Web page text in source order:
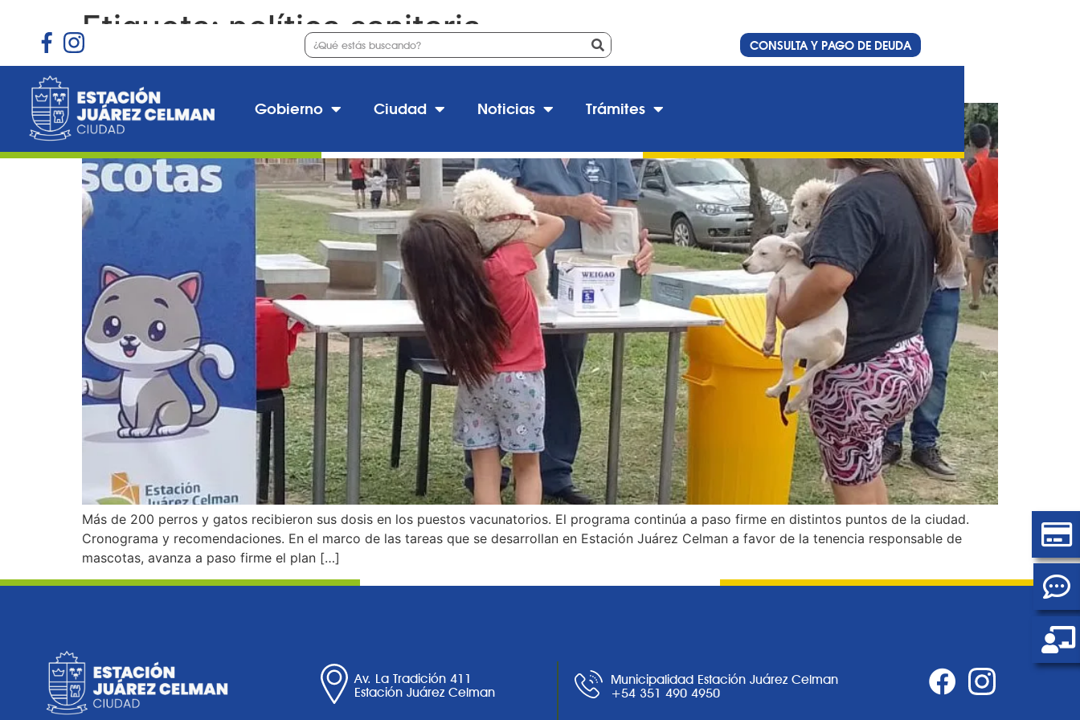
CONSULTA Y PAGO DE DEUDA
Gobierno Ciudad Noticias Trámites
Etiqueta: política sanitaria
Avanza el plan de vacunación antirrábica para las mascotas
Más de 200 perros y gatos recibieron sus dosis en los puestos vacunatorios. El programa continúa a paso firme en distintos puntos de la ciudad.
Cronograma y recomendaciones. En el marco de las tareas que se desarrollan en Estación Juárez Celman a favor de la tenencia responsable de
mascotas, avanza a paso firme el plan […]
Av. La Tradición 411
Estación Juárez Celman
Municipalidad Estación Juárez Celman
+54 351 490 4950